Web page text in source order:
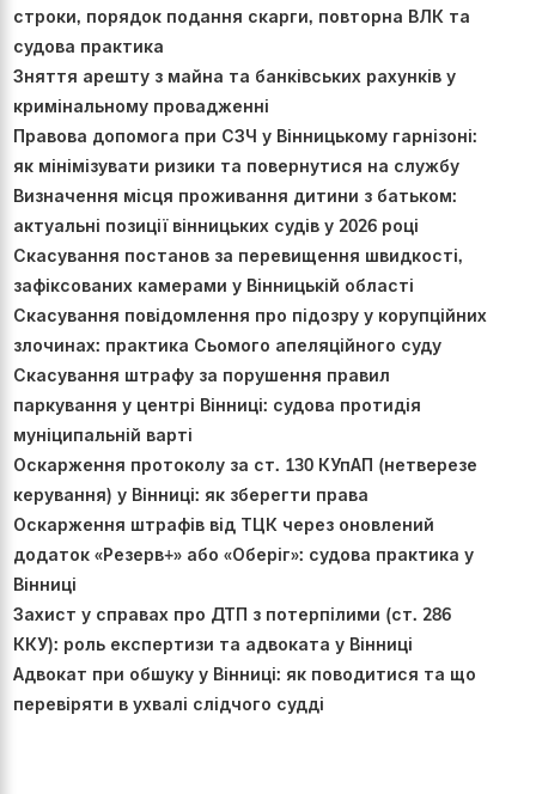
строки, порядок подання скарги, повторна ВЛК та
судова практика
Зняття арешту з майна та банківських рахунків у
кримінальному провадженні
Правова допомога при СЗЧ у Вінницькому гарнізоні:
як мінімізувати ризики та повернутися на службу
Визначення місця проживання дитини з батьком:
актуальні позиції вінницьких судів у 2026 році
Скасування постанов за перевищення швидкості,
зафіксованих камерами у Вінницькій області
Скасування повідомлення про підозру у корупційних
злочинах: практика Сьомого апеляційного суду
Скасування штрафу за порушення правил
паркування у центрі Вінниці: судова протидія
муніципальній варті
Оскарження протоколу за ст. 130 КУпАП (нетверезе
керування) у Вінниці: як зберегти права
Оскарження штрафів від ТЦК через оновлений
додаток «Резерв+» або «Оберіг»: судова практика у
Вінниці
Захист у справах про ДТП з потерпілими (ст. 286
ККУ): роль експертизи та адвоката у Вінниці
Адвокат при обшуку у Вінниці: як поводитися та що
перевіряти в ухвалі слідчого судді